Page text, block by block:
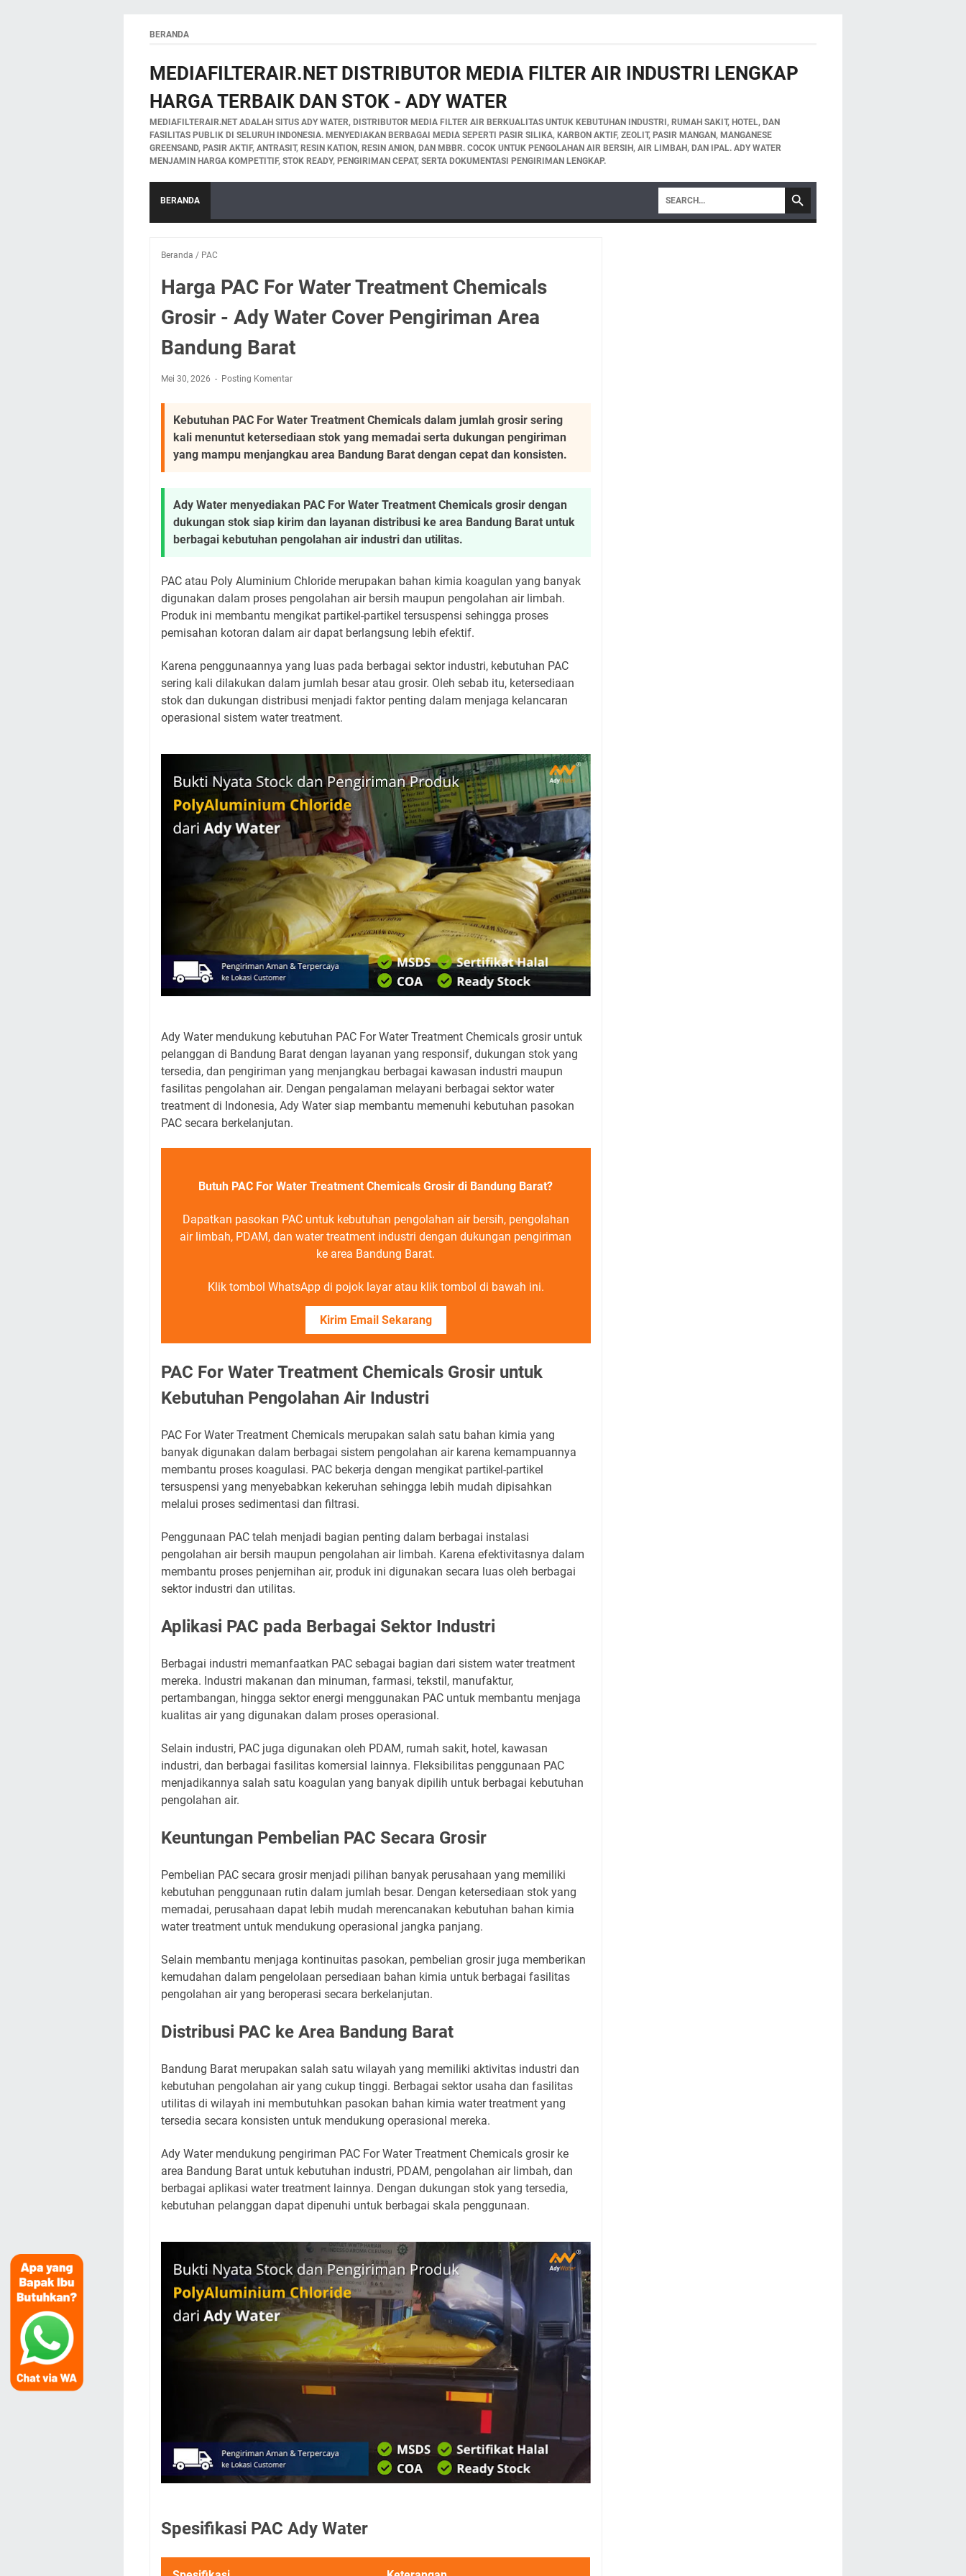
BERANDA
MEDIAFILTERAIR.NET DISTRIBUTOR MEDIA FILTER AIR INDUSTRI LENGKAP
HARGA TERBAIK DAN STOK - ADY WATER
MEDIAFILTERAIR.NET ADALAH SITUS ADY WATER, DISTRIBUTOR MEDIA FILTER AIR BERKUALITAS UNTUK KEBUTUHAN INDUSTRI, RUMAH SAKIT, HOTEL, DAN
FASILITAS PUBLIK DI SELURUH INDONESIA. MENYEDIAKAN BERBAGAI MEDIA SEPERTI PASIR SILIKA, KARBON AKTIF, ZEOLIT, PASIR MANGAN, MANGANESE
GREENSAND, PASIR AKTIF, ANTRASIT, RESIN KATION, RESIN ANION, DAN MBBR. COCOK UNTUK PENGOLAHAN AIR BERSIH, AIR LIMBAH, DAN IPAL. ADY WATER
MENJAMIN HARGA KOMPETITIF, STOK READY, PENGIRIMAN CEPAT, SERTA DOKUMENTASI PENGIRIMAN LENGKAP.
BERANDA
Beranda / PAC
Harga PAC For Water Treatment Chemicals
Grosir - Ady Water Cover Pengiriman Area
Bandung Barat
Mei 30, 2026 Posting Komentar
Kebutuhan PAC For Water Treatment Chemicals dalam jumlah grosir sering
kali menuntut ketersediaan stok yang memadai serta dukungan pengiriman
yang mampu menjangkau area Bandung Barat dengan cepat dan konsisten.
Ady Water menyediakan PAC For Water Treatment Chemicals grosir dengan
dukungan stok siap kirim dan layanan distribusi ke area Bandung Barat untuk
berbagai kebutuhan pengolahan air industri dan utilitas.
PAC atau Poly Aluminium Chloride merupakan bahan kimia koagulan yang banyak
digunakan dalam proses pengolahan air bersih maupun pengolahan air limbah.
Produk ini membantu mengikat partikel-partikel tersuspensi sehingga proses
pemisahan kotoran dalam air dapat berlangsung lebih efektif.
Karena penggunaannya yang luas pada berbagai sektor industri, kebutuhan PAC
sering kali dilakukan dalam jumlah besar atau grosir. Oleh sebab itu, ketersediaan
stok dan dukungan distribusi menjadi faktor penting dalam menjaga kelancaran
operasional sistem water treatment.
Ady Water mendukung kebutuhan PAC For Water Treatment Chemicals grosir untuk
pelanggan di Bandung Barat dengan layanan yang responsif, dukungan stok yang
tersedia, dan pengiriman yang menjangkau berbagai kawasan industri maupun
fasilitas pengolahan air. Dengan pengalaman melayani berbagai sektor water
treatment di Indonesia, Ady Water siap membantu memenuhi kebutuhan pasokan
PAC secara berkelanjutan.
Butuh PAC For Water Treatment Chemicals Grosir di Bandung Barat?
Dapatkan pasokan PAC untuk kebutuhan pengolahan air bersih, pengolahan
air limbah, PDAM, dan water treatment industri dengan dukungan pengiriman
ke area Bandung Barat.
Klik tombol WhatsApp di pojok layar atau klik tombol di bawah ini.
Kirim Email Sekarang
PAC For Water Treatment Chemicals Grosir untuk
Kebutuhan Pengolahan Air Industri
PAC For Water Treatment Chemicals merupakan salah satu bahan kimia yang
banyak digunakan dalam berbagai sistem pengolahan air karena kemampuannya
membantu proses koagulasi. PAC bekerja dengan mengikat partikel-partikel
tersuspensi yang menyebabkan kekeruhan sehingga lebih mudah dipisahkan
melalui proses sedimentasi dan filtrasi.
Penggunaan PAC telah menjadi bagian penting dalam berbagai instalasi
pengolahan air bersih maupun pengolahan air limbah. Karena efektivitasnya dalam
membantu proses penjernihan air, produk ini digunakan secara luas oleh berbagai
sektor industri dan utilitas.
Aplikasi PAC pada Berbagai Sektor Industri
Berbagai industri memanfaatkan PAC sebagai bagian dari sistem water treatment
mereka. Industri makanan dan minuman, farmasi, tekstil, manufaktur,
pertambangan, hingga sektor energi menggunakan PAC untuk membantu menjaga
kualitas air yang digunakan dalam proses operasional.
Selain industri, PAC juga digunakan oleh PDAM, rumah sakit, hotel, kawasan
industri, dan berbagai fasilitas komersial lainnya. Fleksibilitas penggunaan PAC
menjadikannya salah satu koagulan yang banyak dipilih untuk berbagai kebutuhan
pengolahan air.
Keuntungan Pembelian PAC Secara Grosir
Pembelian PAC secara grosir menjadi pilihan banyak perusahaan yang memiliki
kebutuhan penggunaan rutin dalam jumlah besar. Dengan ketersediaan stok yang
memadai, perusahaan dapat lebih mudah merencanakan kebutuhan bahan kimia
water treatment untuk mendukung operasional jangka panjang.
Selain membantu menjaga kontinuitas pasokan, pembelian grosir juga memberikan
kemudahan dalam pengelolaan persediaan bahan kimia untuk berbagai fasilitas
pengolahan air yang beroperasi secara berkelanjutan.
Distribusi PAC ke Area Bandung Barat
Bandung Barat merupakan salah satu wilayah yang memiliki aktivitas industri dan
kebutuhan pengolahan air yang cukup tinggi. Berbagai sektor usaha dan fasilitas
utilitas di wilayah ini membutuhkan pasokan bahan kimia water treatment yang
tersedia secara konsisten untuk mendukung operasional mereka.
Ady Water mendukung pengiriman PAC For Water Treatment Chemicals grosir ke
area Bandung Barat untuk kebutuhan industri, PDAM, pengolahan air limbah, dan
berbagai aplikasi water treatment lainnya. Dengan dukungan stok yang tersedia,
kebutuhan pelanggan dapat dipenuhi untuk berbagai skala penggunaan.
Spesifikasi PAC Ady Water